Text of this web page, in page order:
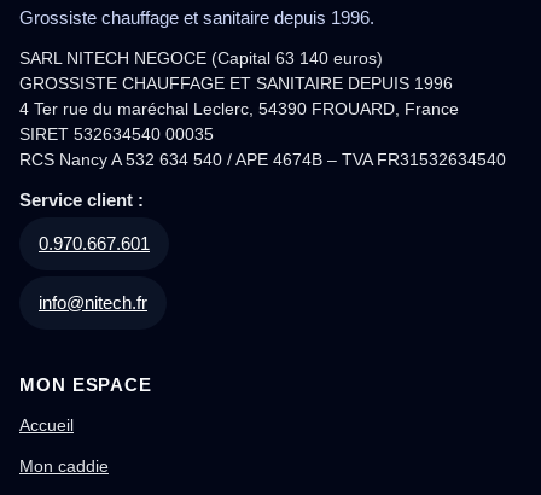
Grossiste chauffage et sanitaire depuis 1996.
SARL NITECH NEGOCE (Capital 63 140 euros)
GROSSISTE CHAUFFAGE ET SANITAIRE DEPUIS 1996
4 Ter rue du maréchal Leclerc, 54390 FROUARD, France
SIRET 532634540 00035
RCS Nancy A 532 634 540 / APE 4674B – TVA FR31532634540
Service client :
0.970.667.601
info@nitech.fr
MON ESPACE
Accueil
Mon caddie